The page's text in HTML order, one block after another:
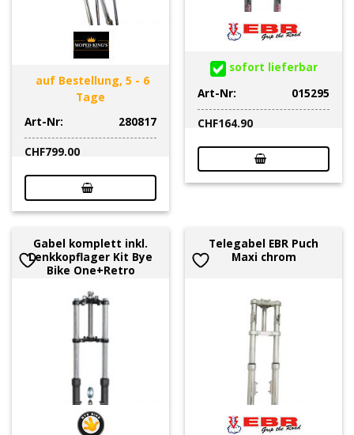
auf Bestellung, 5 - 6
Tage
Art-Nr:
280817
CHF799.00
sofort lieferbar
Art-Nr:
015295
CHF164.90
Gabel komplett inkl.
Lenkkopflager Kit Bye
Bike One+Retro
Telegabel EBR Puch
Maxi chrom